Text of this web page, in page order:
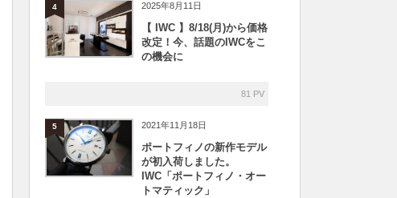
4 2025年8月11日
【 IWC 】8/18(月)から価格
改定！今、話題のIWCをこ
の機会に
81 PV
5 2021年11月18日
ポートフィノの新作モデル
が初入荷しました。
IWC「ポートフィノ・オー
トマティック」